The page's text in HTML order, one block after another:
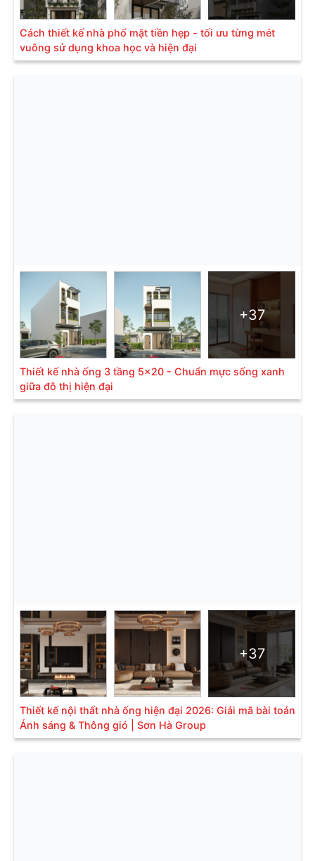
Cách thiết kế nhà phố mặt tiền hẹp - tối ưu từng mét
vuông sử dụng khoa học và hiện đại
+37
Thiết kế nhà ống 3 tầng 5x20 - Chuẩn mực sống xanh
giữa đô thị hiện đại
+37
Thiết kế nội thất nhà ống hiện đại 2026: Giải mã bài toán
Ánh sáng & Thông gió | Sơn Hà Group